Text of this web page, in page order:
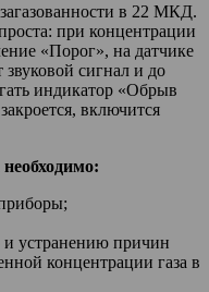
в 22 МКД.
при концентрации
«Порог», на датчике
звуковой сигнал и до
индикатор «Обрыв
включится
устранению причин
концентрации газа в